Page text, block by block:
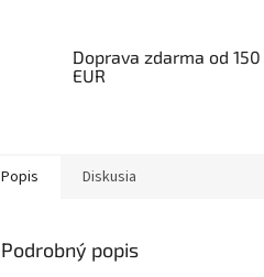
Doprava zdarma od 150
EUR
Popis Diskusia
Podrobný popis